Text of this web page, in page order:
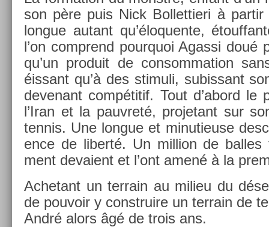
son père puis Nick Bol­lettieri à
lon­gue autant qu’éloquen­te,
l’on com­prend pour­quoi Agas­si doué
qu’un pro­duit de con­som­ma­tion
éissant qu’à des stimuli, sub­is­sant
de­venant compétitif. Tout d’abord le
l’Iran et la pauv­reté, pro­jetant sur
ten­nis. Une lon­gue et minutieuse
ence de li­berté. Un mill­ion de
ment de­vaient et l’ont amené à la
Ac­hetant un ter­rain au milieu du
de pouvoir y con­struire un ter­rain de
André alors âgé de trois ans.